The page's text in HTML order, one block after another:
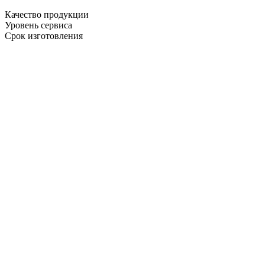
Качество продукции
Уровень сервиса
Срок изготовления